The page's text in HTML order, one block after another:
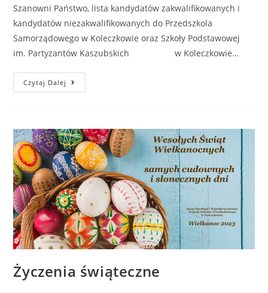
Szanowni Państwo, lista kandydatów zakwalifikowanych i
kandydatów niezakwalifikowanych do Przedszkola
Samorządowego w Koleczkowie oraz Szkoły Podstawowej
im. Partyzantów Kaszubskich w Koleczkowie…
Czytaj Dalej
Życzenia świąteczne